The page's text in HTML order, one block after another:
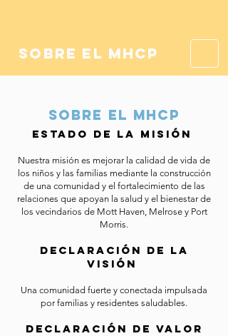
sobre el mhcp
sobre el mhcp
Estado de la misión
Nuestra misión es mejorar la calidad de vida de
los niños y las familias mediante la construcción
de una comunidad y el fortalecimiento de las
relaciones que apoyan la salud y el bienestar de
los vecindarios de Mott Haven, Melrose y Port
Morris.
Declaración de la
visión
Una comunidad fuerte y conectada impulsada
por familias y residentes saludables.
Declaración de valor